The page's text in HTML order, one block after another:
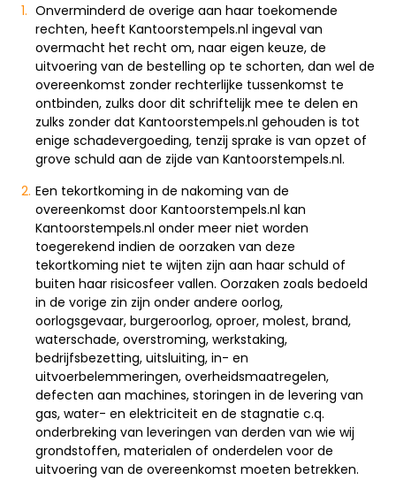
Onverminderd de overige aan haar toekomende
rechten, heeft Kantoorstempels.nl ingeval van
overmacht het recht om, naar eigen keuze, de
uitvoering van de bestelling op te schorten, dan wel de
overeenkomst zonder rechterlijke tussenkomst te
ontbinden, zulks door dit schriftelijk mee te delen en
zulks zonder dat Kantoorstempels.nl gehouden is tot
enige schadevergoeding, tenzij sprake is van opzet of
grove schuld aan de zijde van Kantoorstempels.nl.
Een tekortkoming in de nakoming van de
overeenkomst door Kantoorstempels.nl kan
Kantoorstempels.nl onder meer niet worden
toegerekend indien de oorzaken van deze
tekortkoming niet te wijten zijn aan haar schuld of
buiten haar risicosfeer vallen. Oorzaken zoals bedoeld
in de vorige zin zijn onder andere oorlog,
oorlogsgevaar, burgeroorlog, oproer, molest, brand,
waterschade, overstroming, werkstaking,
bedrijfsbezetting, uitsluiting, in- en
uitvoerbelemmeringen, overheidsmaatregelen,
defecten aan machines, storingen in de levering van
gas, water- en elektriciteit en de stagnatie c.q.
onderbreking van leveringen van derden van wie wij
grondstoffen, materialen of onderdelen voor de
uitvoering van de overeenkomst moeten betrekken.